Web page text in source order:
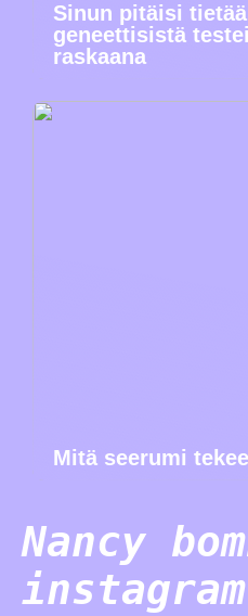
Sinun pitäisi
geneettisistä
raskaana
Mitä seerumi
Nancy
instagram